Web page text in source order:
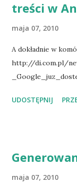
http://
treści w
maja 07, 2010
A dokładnie w
http://di.com.pl/
UDOSTĘPNIJ
maja 07, 2010